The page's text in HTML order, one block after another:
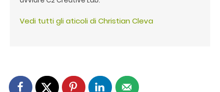
Vedi tutti gli aticoli di Christian Cleva